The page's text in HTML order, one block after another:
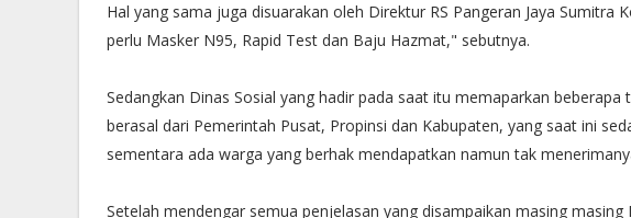
Hal yang sama juga disuarakan oleh Direktur RS Pangeran Jaya Sumitra
perlu Masker N95, Rapid Test dan Baju Hazmat," sebutnya.
Sedangkan Dinas Sosial yang hadir pada saat itu memaparkan
berasal dari Pemerintah Pusat, Propinsi dan Kabupaten, yang saat ini
sementara ada warga yang berhak mendapatkan namun tak
Setelah mendengar semua penjelasan yang disampaikan masing